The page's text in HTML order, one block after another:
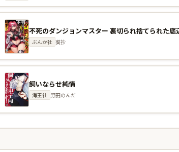
ぶんか社 葵抄
飼いならせ純情
海王社 野田のんだ